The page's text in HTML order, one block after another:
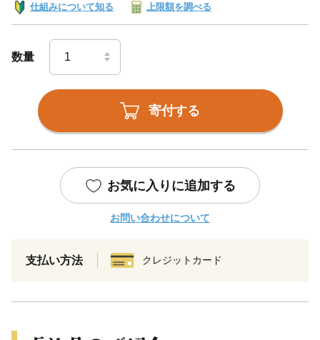
仕組みについて知る 上限額を調べる
数量
寄付する
お気に入りに追加する
お問い合わせについて
支払い方法 クレジットカード